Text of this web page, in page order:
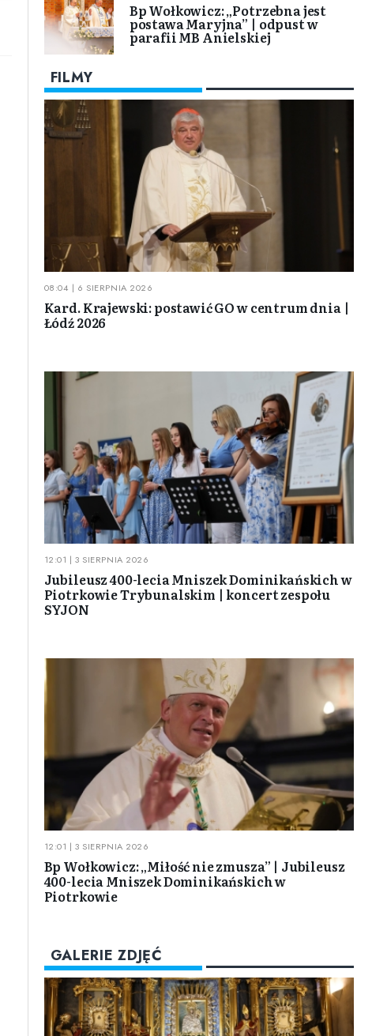
Bp Wołkowicz: „Potrzebna jest
postawa Maryjna” | odpust w
parafii MB Anielskiej
FILMY
08:04 | 6 SIERPNIA 2026
Kard. Krajewski: postawić GO w centrum dnia |
Łódź 2026
12:01 | 3 SIERPNIA 2026
Jubileusz 400-lecia Mniszek Dominikańskich w
Piotrkowie Trybunalskim | koncert zespołu
SYJON
12:01 | 3 SIERPNIA 2026
Bp Wołkowicz: „Miłość nie zmusza” | Jubileusz
400-lecia Mniszek Dominikańskich w
Piotrkowie
GALERIE ZDJĘĆ